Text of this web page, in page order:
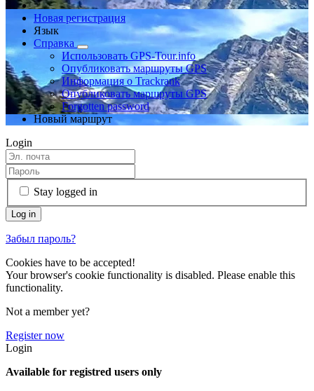
Новая регистрация
Язык
Справка
Использовать GPS-Tour.info
Опубликовать маршруты GPS
Информация о Trackrank
Опубликовать маршруты GPS
Forgotten password
Новый маршрут
Login
Stay logged in
Забыл пароль?
Cookies have to be accepted!
Your browser's cookie functionality is disabled. Please enable this
functionality.
Not a member yet?
Register now
Login
Available for registred users only